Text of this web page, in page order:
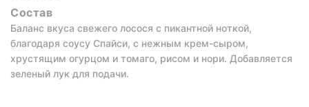
Состав
Баланс вкуса свежего лосося с пикантной ноткой,
благодаря соусу Спайси, с нежным крем-сыром,
хрустящим огурцом и томаго, рисом и нори. Добавляется
зеленый лук для подачи.